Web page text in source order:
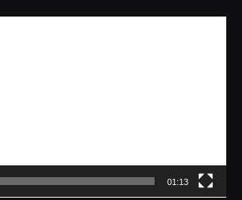
01:13